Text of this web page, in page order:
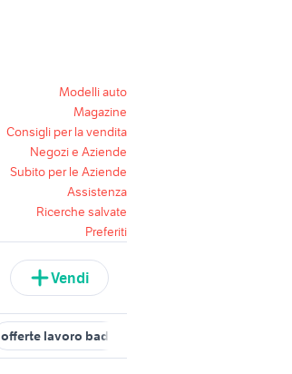
Modelli auto
Magazine
Consigli per la vendita
Negozi e Aziende
Subito per le Aziende
Assistenza
Ricerche salvate
Preferiti
Vendi
offerte lavoro badante Macerata provincia